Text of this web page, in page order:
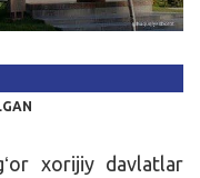
xorijiy davlatlar